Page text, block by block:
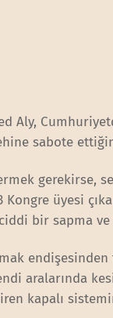
Aly,
sabote
gerekirse,
üyesi
bir sapma ve
kapalı